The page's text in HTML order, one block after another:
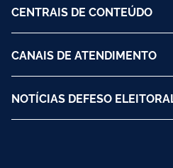
CENTRAIS DE CONTEÚDO
CANAIS DE ATENDIMENTO
NOTÍCIAS DEFESO